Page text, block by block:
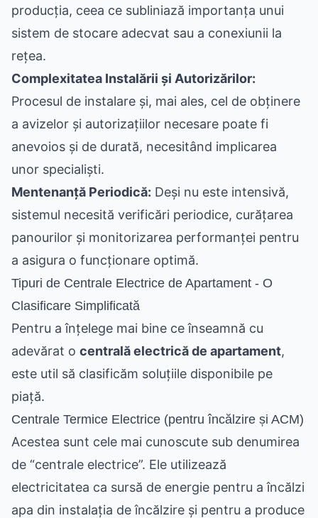
producția, ceea ce subliniază importanța unui
sistem de stocare adecvat sau a conexiunii la
rețea.
Complexitatea Instalării și Autorizărilor:
Procesul de instalare și, mai ales, cel de obținere
a avizelor și autorizațiilor necesare poate fi
anevoios și de durată, necesitând implicarea
unor specialiști.
Mentenanță Periodică: Deși nu este intensivă,
sistemul necesită verificări periodice, curățarea
panourilor și monitorizarea performanței pentru
a asigura o funcționare optimă.
Tipuri de Centrale Electrice de Apartament - O
Clasificare Simplificată
Pentru a înțelege mai bine ce înseamnă cu
adevărat o centrală electrică de apartament,
este util să clasificăm soluțiile disponibile pe
piață.
Centrale Termice Electrice (pentru încălzire și ACM)
Acestea sunt cele mai cunoscute sub denumirea
de “centrale electrice”. Ele utilizează
electricitatea ca sursă de energie pentru a încălzi
apa din instalația de încălzire și pentru a produce